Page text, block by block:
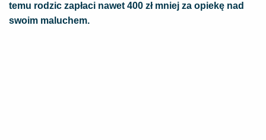
temu rodzic zapłaci nawet 400 zł mniej za opiekę nad
swoim maluchem.